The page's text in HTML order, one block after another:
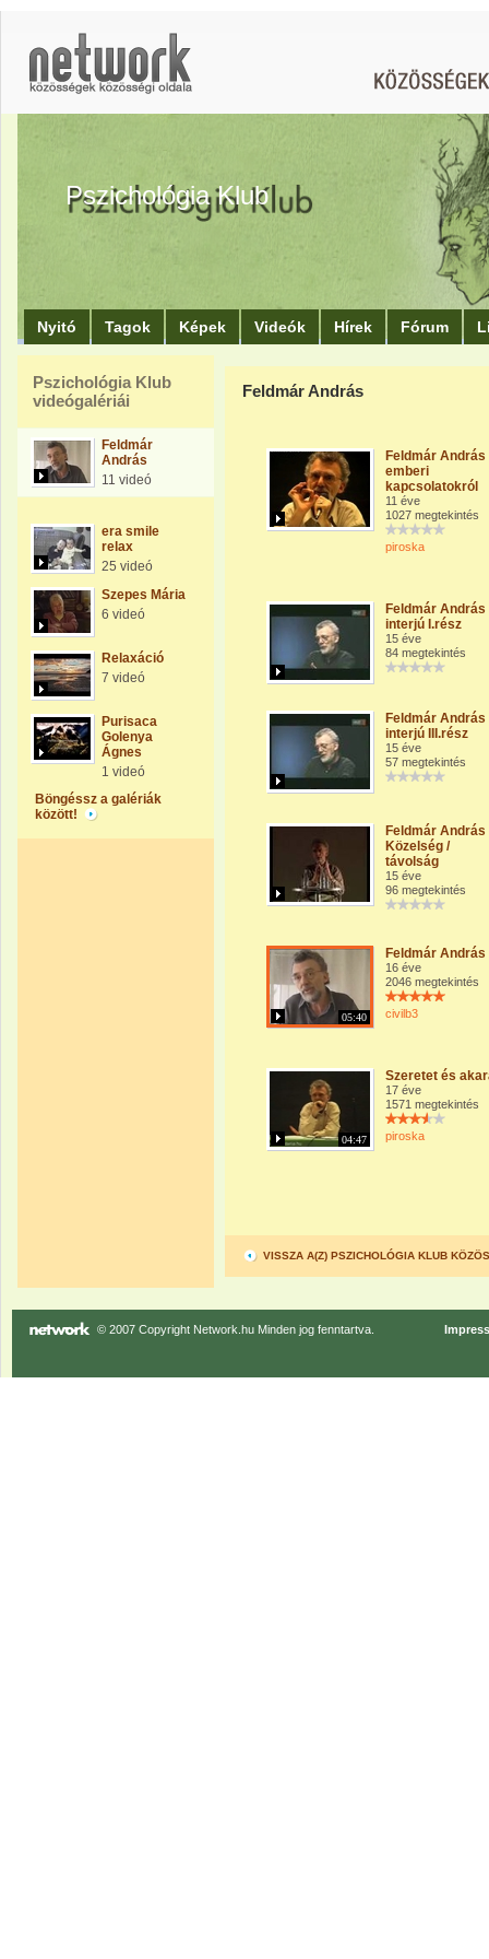
Pszichológia Klub
Nyitó Tagok Képek Videók Hírek Fórum
Pszichológia Klub
videógalériái
Feldmár
András
11 videó
era smile
relax
25 videó
Szepes Mária
6 videó
Relaxáció
7 videó
Purisaca
Golenya
Ágnes
1 videó
Böngéssz a galériák
között!
Feldmár András
Feldmár András
emberi
kapcsolatokról
11 éve
1027 megtekintés
piroska
Feldmár András
interjú I.rész
15 éve
84 megtekintés
Feldmár András
interjú III.rész
15 éve
57 megtekintés
Feldmár András
Közelség /
távolság
15 éve
96 megtekintés
05:40
Feldmár András
16 éve
2046 megtekintés
civilb3
04:47
Szeretet és
17 éve
1571 megtekintés
piroska
VISSZA A(Z) PSZICHOLÓGIA KLUB
© 2007 Copyright Network.hu Minden jog fenntartva.